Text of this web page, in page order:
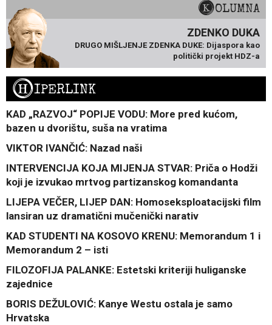
KOLUMNA
ZDENKO DUKA
DRUGO MIŠLJENJE ZDENKA DUKE: Dijaspora kao
politički projekt HDZ-a
HIPERLINK
KAD „RAZVOJ“ POPIJE VODU: More pred kućom,
bazen u dvorištu, suša na vratima
VIKTOR IVANČIĆ: Nazad naši
INTERVENCIJA KOJA MIJENJA STVAR: Priča o Hodži
koji je izvukao mrtvog partizanskog komandanta
LIJEPA VEČER, LIJEP DAN: Homoseksploatacijski film
lansiran uz dramatični mučenički narativ
KAD STUDENTI NA KOSOVO KRENU: Memorandum 1 i
Memorandum 2 – isti
FILOZOFIJA PALANKE: Estetski kriteriji huliganske
zajednice
BORIS DEŽULOVIĆ: Kanye Westu ostala je samo
Hrvatska